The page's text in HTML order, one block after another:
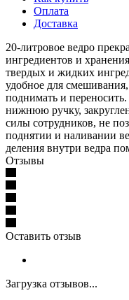
Оплата
Доставка
20-литровое ведро
ингредиентов и
твердых и жидких
удобное для
поднимать и
нижнюю ручку,
силы сотрудников, не
поднятии и наливании
деления внутри ведра
Отзывы
Оставить отзыв
Загрузка отзывов...